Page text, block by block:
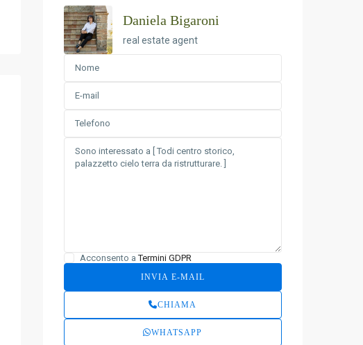
Daniela Bigaroni
real estate agent
Acconsento aTermini GDPR
CHIAMA
WHATSAPP